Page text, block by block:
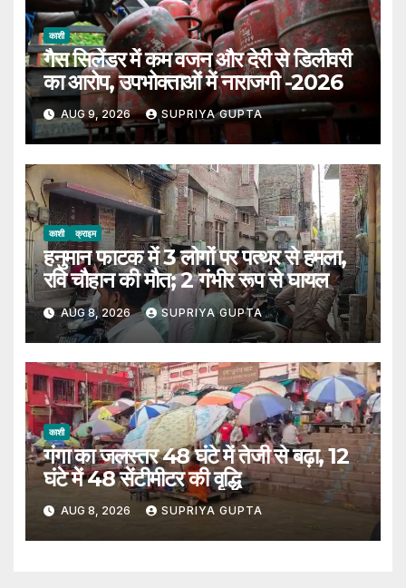
काशी
गैस सिलेंडर में कम वजन और देरी से डिलीवरी
का आरोप, उपभोक्ताओं में नाराजगी -2026
AUG 9, 2026 SUPRIYA GUPTA
काशी क्राइम
हनुमान फाटक में 3 लोगों पर पत्थर से हमला,
रवि चौहान की मौत; 2 गंभीर रूप से घायल
AUG 8, 2026 SUPRIYA GUPTA
काशी
गंगा का जलस्तर 48 घंटे में तेजी से बढ़ा, 12
घंटे में 48 सेंटीमीटर की वृद्धि
AUG 8, 2026 SUPRIYA GUPTA